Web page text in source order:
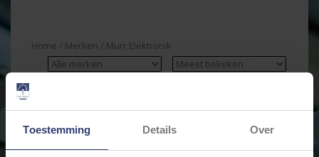
Toestemming Details Over
Home / Merken / Murr Elektronik